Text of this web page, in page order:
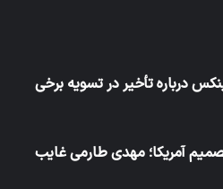
درباره تأخیر در تسویه برخی
تصمیم آمریکا؛ مهدی طارمی غایب